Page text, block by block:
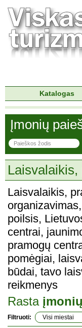
Katalogas
Įmonių
Laisvalaikis,
Laisvalaikis,
poilsis,
centrai,
pramogų
pomėgiai,
būdai, tavo
reikmenys
Rasta įmonių
Filtruoti: